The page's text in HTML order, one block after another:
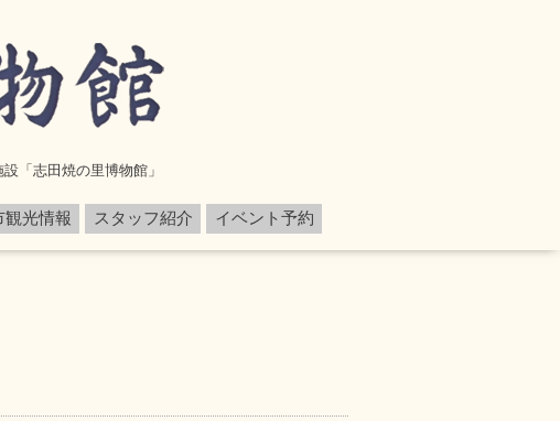
「志田焼の里博物館」
観光情報 スタッフ紹介 イベント予約